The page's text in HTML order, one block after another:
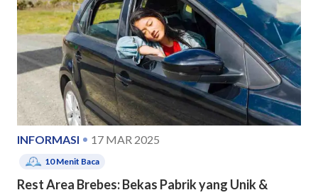
INFORMASI 17 MAR 2025
10Menit Baca
Rest Area Brebes: Bekas Pabrik yang Unik &